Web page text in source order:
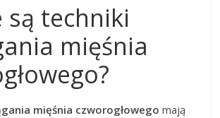
są techniki
mięśnia
mięśnia czworogłowego mają